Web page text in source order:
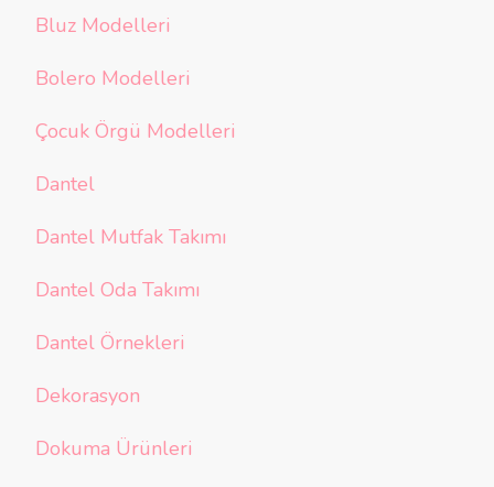
Bluz Modelleri
Bolero Modelleri
Çocuk Örgü Modelleri
Dantel
Dantel Mutfak Takımı
Dantel Oda Takımı
Dantel Örnekleri
Dekorasyon
Dokuma Ürünleri